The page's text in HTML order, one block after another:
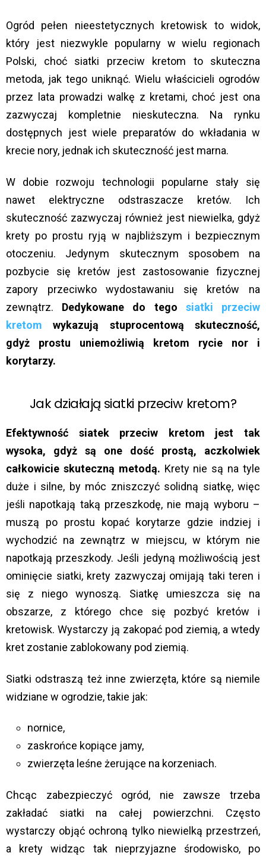
Ogród pełen nieestetycznych kretowisk to widok,
który jest niezwykle popularny w wielu regionach
Polski, choć siatki przeciw kretom to skuteczna
metoda, jak tego uniknąć. Wielu właścicieli ogrodów
przez lata prowadzi walkę z kretami, choć jest ona
zazwyczaj kompletnie nieskuteczna. Na rynku
dostępnych jest wiele preparatów do wkładania w
krecie nory, jednak ich skuteczność jest marna.
W dobie rozwoju technologii popularne stały się
nawet elektryczne odstraszacze kretów. Ich
skuteczność zazwyczaj również jest niewielka, gdyż
krety po prostu ryją w najbliższym i bezpiecznym
otoczeniu. Jedynym skutecznym sposobem na
pozbycie się kretów jest zastosowanie fizycznej
zapory przeciwko wydostawaniu się kretów na
zewnątrz. Dedykowane do tego siatki przeciw
kretom wykazują stuprocentową skuteczność,
gdyż prostu uniemożliwią kretom rycie nor i
korytarzy.
Jak działają siatki przeciw kretom?
Efektywność siatek przeciw kretom jest tak
wysoka, gdyż są one dość prostą, aczkolwiek
całkowicie skuteczną metodą. Krety nie są na tyle
duże i silne, by móc zniszczyć solidną siatkę, więc
jeśli napotkają taką przeszkodę, nie mają wyboru –
muszą po prostu kopać korytarze gdzie indziej i
wychodzić na zewnątrz w miejscu, w którym nie
napotkają przeszkody. Jeśli jedyną możliwością jest
ominięcie siatki, krety zazwyczaj omijają taki teren i
się z niego wynoszą. Siatkę umieszcza się na
obszarze, z którego chce się pozbyć kretów i
kretowisk. Wystarczy ją zakopać pod ziemią, a wtedy
kret zostanie zablokowany pod ziemią.
Siatki odstraszą też inne zwierzęta, które są niemile
widziane w ogrodzie, takie jak:
nornice,
zaskrońce kopiące jamy,
zwierzęta leśne żerujące na korzeniach.
Chcąc zabezpieczyć ogród, nie zawsze trzeba
zakładać siatki na całej powierzchni. Często
wystarczy objąć ochroną tylko niewielką przestrzeń,
a krety widząc tak nieprzyjazne środowisko, po